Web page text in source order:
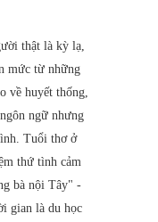
thật là kỳ lạ,
mức từ những
về huyết thống,
ngữ nhưng
Tuổi thơ ở
thứ tình cảm
bà nội Tây" -
gian là du học